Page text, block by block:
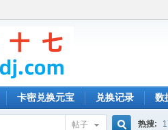
卡密兑换元宝 兑换记录 数
帖子 热搜: